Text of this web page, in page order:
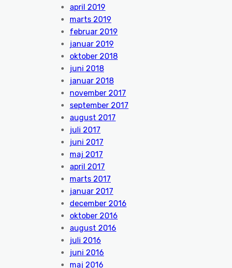
april 2019
marts 2019
februar 2019
januar 2019
oktober 2018
juni 2018
januar 2018
november 2017
september 2017
august 2017
juli 2017
juni 2017
maj 2017
april 2017
marts 2017
januar 2017
december 2016
oktober 2016
august 2016
juli 2016
juni 2016
maj 2016